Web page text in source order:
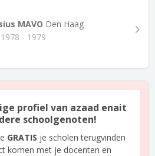
MAVO Den Haag
1978 - 1979
profiel van azaad enait
schoolgenoten!
GRATIS je scholen terugvinden
komen met je docenten en